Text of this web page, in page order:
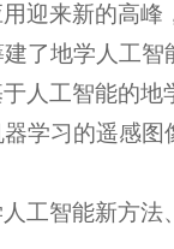
迎来新的高峰
了地学人工智
人工智能的地
学习的遥感图
工智能新方法